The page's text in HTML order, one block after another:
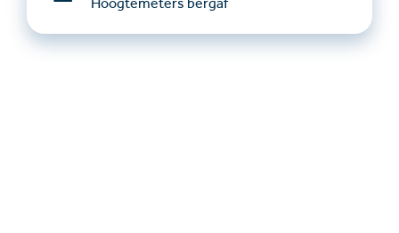
Hoogtemeters bergaf